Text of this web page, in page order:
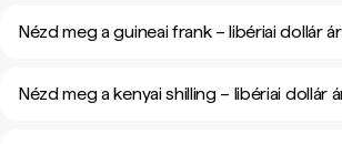
Nézd meg a guineai frank – libériai dollár
Nézd meg a kenyai shilling – libériai dollár